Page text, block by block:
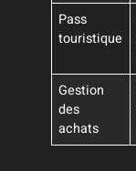
Pass
touristique
Gestion
des
achats